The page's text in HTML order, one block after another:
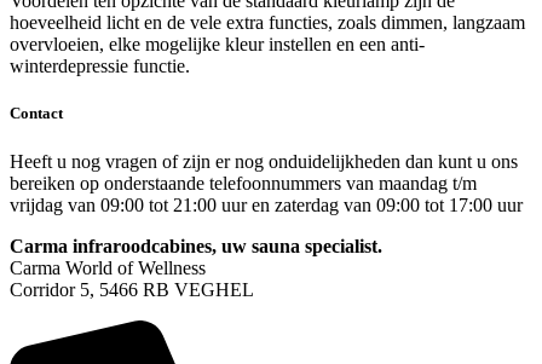
hoeveelheid licht en de vele extra functies, zoals dimmen, langzaam
overvloeien, elke mogelijke kleur instellen en een anti-
winterdepressie functie.
Contact
Heeft u nog vragen of zijn er nog onduidelijkheden dan kunt u ons
bereiken op onderstaande telefoonnummers van maandag t/m
vrijdag van 09:00 tot 21:00 uur en zaterdag van 09:00 tot 17:00 uur
Carma infraroodcabines, uw sauna specialist.
Carma World of Wellness
Corridor 5, 5466 RB VEGHEL